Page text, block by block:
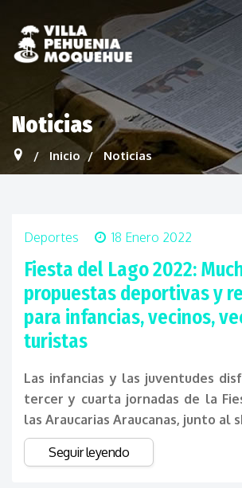
Noticias
Inicio Noticias
Deportes 18 Enero 2022
Fiesta del Lago 2022:
propuestas deportivas y
para infancias, vecinos,
turistas
Las infancias y las juventudes
tercer y cuarta jornadas de la
las Araucarias Araucanas, junto al
Seguir leyendo